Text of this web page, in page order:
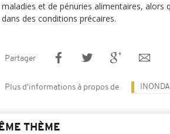
maladies et de pénuries alimentaires, alors
dans des conditions précaires.
Partager
Plus d'informations à propos de
THÈME